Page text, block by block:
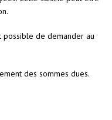
de demander au
des sommes dues.